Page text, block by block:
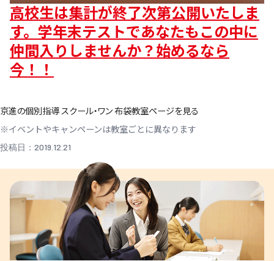
高校生は集計が終了次第公開いたしま
す。学年末テストであなたもこの中に
仲間入りしませんか？始めるなら
今！！
京進の個別指導 スクール・ワン 布袋教室ページを見る
※イベントやキャンペーンは教室ごとに異なります
投稿日：2019.12.21